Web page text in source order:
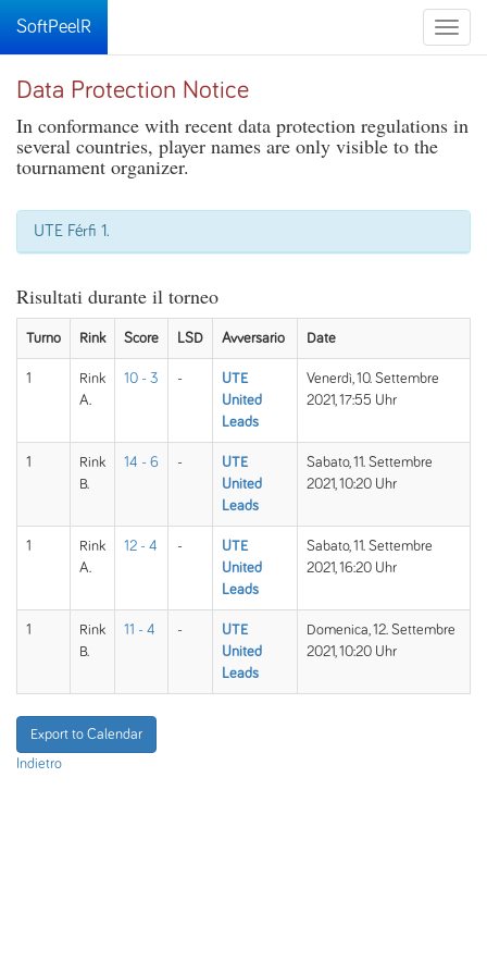
Toggle
SoftPeelR
Data Protection Notice
In conformance with recent data protection regulations in
several countries, player names are only visible to the
tournament organizer.
UTE Férfi 1.
Risultati durante il torneo
Turno Rink Score LSD Avversario Date
1
Rink
A.
10 - 3 -
UTE
United
Leads
Venerdì, 10. Settembre
2021, 17:55 Uhr
1
Rink
B.
14 - 6 -
UTE
United
Leads
Sabato, 11. Settembre
2021, 10:20 Uhr
1
Rink
A.
12 - 4 -
UTE
United
Leads
Sabato, 11. Settembre
2021, 16:20 Uhr
1
Rink
B.
11 - 4 -
UTE
United
Leads
Domenica, 12. Settembre
2021, 10:20 Uhr
Export to Calendar
Indietro